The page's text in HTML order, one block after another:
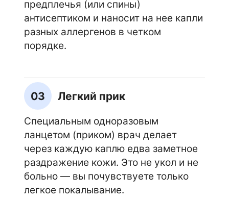
предплечья (или спины)
антисептиком и наносит на нее капли
разных аллергенов в четком
порядке.
03 Легкий прик
Специальным одноразовым
ланцетом (приком) врач делает
через каждую каплю едва заметное
раздражение кожи. Это не укол и не
больно — вы почувствуете только
легкое покалывание.